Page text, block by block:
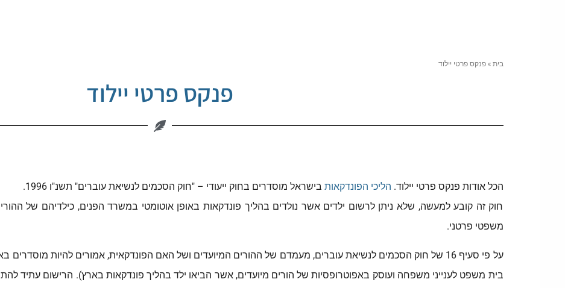
בית»פנקס פרטי יילוד
פנקס פרטי יילוד
הכל אודות פנקס פרטי יילוד. הליכי הפונדקאות בישראל מוסדרים בחוק ייעודי – "חוק הסכמים לנשיאת עוברים" תשנ"ו 1996.
חוק זה קובע למעשה, שלא ניתן לרשום ילדים אשר נולדים בהליך פונדקאות באופן אוטומטי במשרד הפנים, כילדיהם של
משפטי פרטני.
על פי סעיף 16 של חוק הסכמים לנשיאת עוברים, מעמדם של ההורים המיועדים ושל האם הפונדקאית, אמורים להיות
בית משפט לענייני משפחה ועוסק באפוטרופסיות של הורים מיועדים, אשר הביאו ילד בהליך פונדקאות בארץ). הרישום עתיד